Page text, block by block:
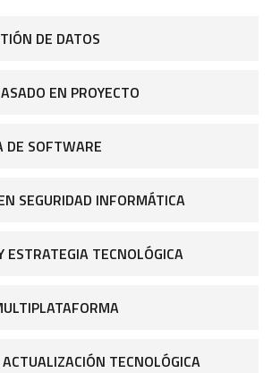
DE DATOS
EN PROYECTO
DE SOFTWARE
SEGURIDAD INFORMÁTICA
ESTRATEGIA TECNOLÓGICA
TECNOLÓGICA